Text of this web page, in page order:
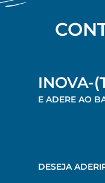
INOVA-
E ADERE AO
DESEJA